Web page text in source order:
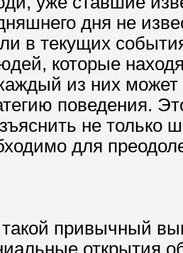
дня не
в текущих
которые
из них
поведения.
не
для
привычный
открытия